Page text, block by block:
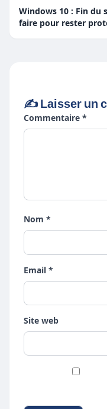
Windows 10 : Fin du
faire pour rester
✍️ Laisser un
Commentaire *
Nom *
Email *
Site web